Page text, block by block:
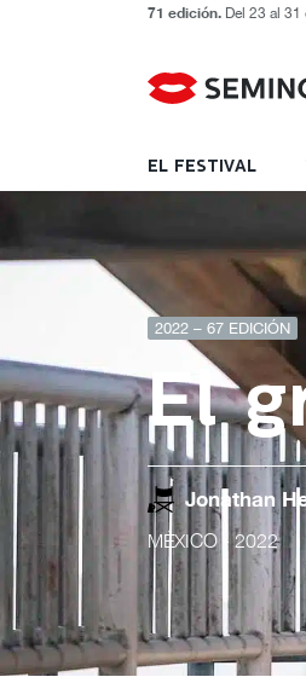
71 edición. Del 23 al
EL FESTIVAL
2022 – 67 EDICIÓN
El
Jonathan
MÉXICO - 2022